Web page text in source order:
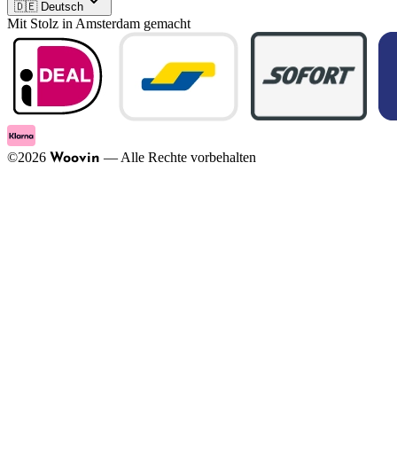
🇩🇪 Deutsch
Mit Stolz in Amsterdam gemacht
©2026 Woovin — Alle Rechte vorbehalten